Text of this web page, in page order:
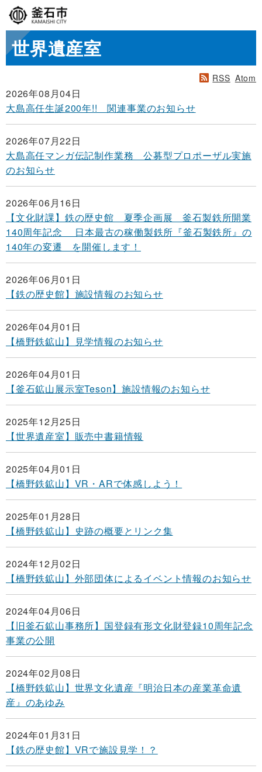
世界遺産室
RSS Atom
2026年08月04日
大島高任生誕200年!! 関連事業のお知らせ
2026年07月22日
大島高任マンガ伝記制作業務 公募型プロポーザル実施
のお知らせ
2026年06月16日
【文化財課】鉄の歴史館 夏季企画展 釜石製鉄所開業
140周年記念 日本最古の稼働製鉄所『釜石製鉄所』の
140年の変遷 を開催します！
2026年06月01日
【鉄の歴史館】施設情報のお知らせ
2026年04月01日
【橋野鉄鉱山】見学情報のお知らせ
2026年04月01日
【釜石鉱山展示室Teson】施設情報のお知らせ
2025年12月25日
【世界遺産室】販売中書籍情報
2025年04月01日
【橋野鉄鉱山】VR・ARで体感しよう！
2025年01月28日
【橋野鉄鉱山】史跡の概要とリンク集
2024年12月02日
【橋野鉄鉱山】外部団体によるイベント情報のお知らせ
2024年04月06日
【旧釜石鉱山事務所】国登録有形文化財登録10周年記念
事業の公開
2024年02月08日
【橋野鉄鉱山】世界文化遺産『明治日本の産業革命遺
産』のあゆみ
2024年01月31日
【鉄の歴史館】VRで施設見学！？